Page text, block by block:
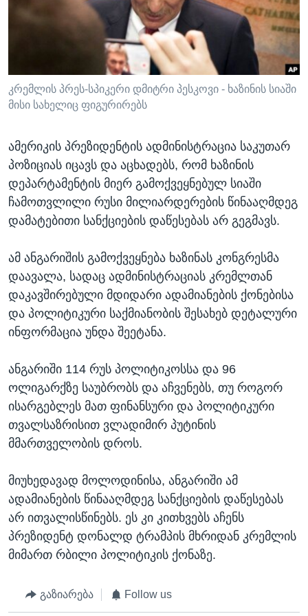
ᲡᲢᲣᲓᲘᲐ ᲕᲐᲨᲘᲜᲒᲢᲝᲜᲘ
ᲘᲜᲢᲔᲠᲕᲘᲣ
ᲙᲣᲚᲢᲣᲠᲐ
ᲓᲔᲖᲘᲜᲤᲝᲠᲛᲐᲪᲘᲐ
Learning English
კრემლის პრეს-სპიკერი დმიტრი პესკოვი - ხაზინის სიაში
მისი სახელიც ფიგურირებს
ამერიკის პრეზიდენტის ადმინისტრაცია საკუთარ
პოზიციას იცავს და აცხადებს, რომ ხაზინის
დეპარტამენტის მიერ გამოქვეყნებულ სიაში
ჩამოთვლილი რუსი მილიარდერების წინააღმდეგ
დამატებითი სანქციების დაწესებას არ გეგმავს.
ამ ანგარიშის გამოქვეყნება ხაზინას კონგრესმა
დაავალა, სადაც ადმინისტრაციას კრემლთან
დაკავშირებული მდიდარი ადამიანების ქონებისა
და პოლიტიკური საქმიანობის შესახებ დეტალური
ინფორმაცია უნდა შეეტანა.
ანგარიში 114 რუს პოლიტიკოსსა და 96
ოლიგარქზე საუბრობს და აჩვენებს, თუ როგორ
ისარგებლეს მათ ფინანსური და პოლიტიკური
თვალსაზრისით ვლადიმირ პუტინის
მმართველობის დროს.
მიუხედავად მოლოდინისა, ანგარიში ამ
ადამიანების წინააღმდეგ სანქციების დაწესებას
არ ითვალისწინებს. ეს კი კითხვებს აჩენს
პრეზიდენტ დონალდ ტრამპის მხრიდან კრემლის
მიმართ რბილი პოლიტიკის ქონაზე.
გაზიარება Follow us